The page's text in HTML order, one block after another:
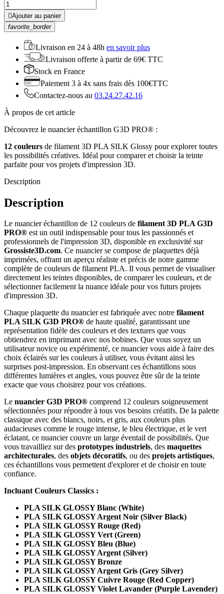
Ajouter au panier
favorite_border
Livraison en 24 à 48h en savoir plus
Livraison offerte à partir de 69€ TTC
Stock en France
Paiement 3 à 4x sans frais dès 100€TTC
Contactez-nous au 03.24.27.42.16
À propos de cet article
Découvrez le nuancier échantillon G3D PRO® :
12 couleurs de filament 3D PLA SILK Glossy pour explorer toutes
les possibilités créatives. Idéal pour comparer et choisir la teinte
parfaite pour vos projets d'impression 3D.
Description
Description
Le nuancier échantillon de 12 couleurs de filament 3D PLA G3D
PRO® est un outil indispensable pour tous les passionnés et
professionnels de l'impression 3D, disponible en exclusivité sur
Grossiste3D.com. Ce nuancier se compose de plaquettes déjà
imprimées, offrant un aperçu réaliste et précis de notre gamme
complète de couleurs de filament PLA. Il vous permet de visualiser
directement les teintes disponibles, de comparer les couleurs, et de
sélectionner facilement la nuance idéale pour vos futurs projets
d'impression 3D.
Chaque plaquette du nuancier est fabriquée avec notre filament
PLA SILK G3D PRO® de haute qualité, garantissant une
représentation fidèle des couleurs et des textures que vous
obtiendrez en imprimant avec nos bobines. Que vous soyez un
utilisateur novice ou expérimenté, ce nuancier vous aide à faire des
choix éclairés sur les couleurs à utiliser, vous évitant ainsi les
surprises post-impression. En observant ces échantillons sous
différentes lumières et angles, vous pouvez être sûr de la teinte
exacte que vous choisirez pour vos créations.
Le nuancier G3D PRO® comprend 12 couleurs soigneusement
sélectionnées pour répondre à tous vos besoins créatifs. De la palette
classique avec des blancs, noirs, et gris, aux couleurs plus
audacieuses comme le rouge intense, le bleu électrique, et le vert
éclatant, ce nuancier couvre un large éventail de possibilités. Que
vous travailliez sur des prototypes industriels, des maquettes
architecturales, des objets décoratifs, ou des projets artistiques,
ces échantillons vous permettent d'explorer et de choisir en toute
confiance.
Incluant Couleurs Classics :
PLA SILK GLOSSY Blanc (White)
PLA SILK GLOSSY Argent Noir (Silver Black)
PLA SILK GLOSSY Rouge (Red)
PLA SILK GLOSSY Vert (Green)
PLA SILK GLOSSY Bleu (Blue)
PLA SILK GLOSSY Argent (Silver)
PLA SILK GLOSSY Bronze
PLA SILK GLOSSY Argent Gris (Grey Silver)
PLA SILK GLOSSY Cuivre Rouge (Red Copper)
PLA SILK GLOSSY Violet Lavander (Purple Lavender)